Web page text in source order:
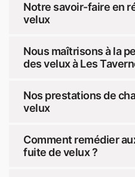
Notre savoir-faire en
velux
Nous maîtrisons à la
des velux à Les
Nos prestations de
velux
Comment remédier
fuite de velux ?